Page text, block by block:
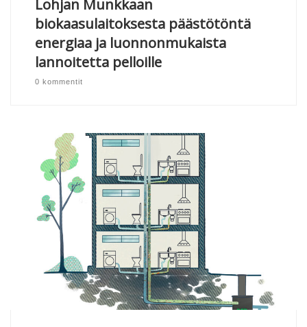
Lohjan Munkkaan
biokaasulaitoksesta päästötöntä
energiaa ja luonnonmukaista
lannoitetta pelloille
0 kommentit